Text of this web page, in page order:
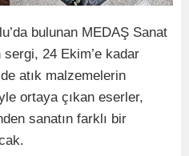
bulunan MEDAŞ Sanat
sergi, 24 Ekim’e kadar
atık malzemelerin
ortaya çıkan eserler,
sanatın farklı bir